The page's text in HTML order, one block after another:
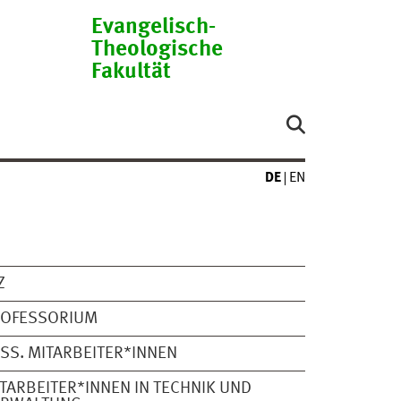
Evangelisch-
Theologische
Fakultät
DE EN
MITARBEITER*INNEN
IN TECHNIK UND